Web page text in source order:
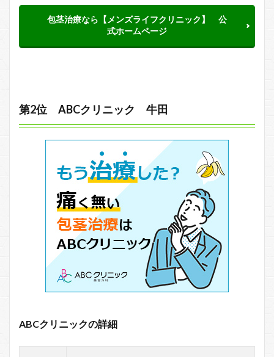
包茎治療なら【メンズライフクリニック】 公
式ホームページ
第2位 ABCクリニック 牛田
ABCクリニックの詳細